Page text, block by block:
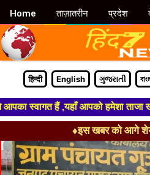
हिन्दी English ગુજરાતી
हैं ,यहाँ आपको हमेशा ताजा खबरों से
♦इस खबर को आगे
Home ताज़ातरीन प्रदेश